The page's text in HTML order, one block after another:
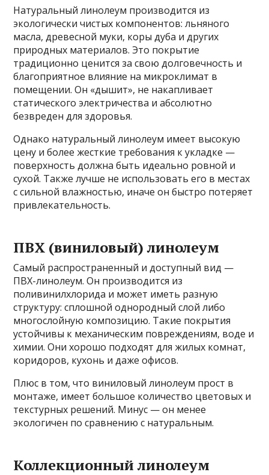
Натуральный линолеум производится из
экологически чистых компонентов: льняного
масла, древесной муки, коры дуба и других
природных материалов. Это покрытие
традиционно ценится за свою долговечность и
благоприятное влияние на микроклимат в
помещении. Он «дышит», не накапливает
статического электричества и абсолютно
безвреден для здоровья.
Однако натуральный линолеум имеет высокую
цену и более жесткие требования к укладке —
поверхность должна быть идеально ровной и
сухой. Также лучше не использовать его в местах
с сильной влажностью, иначе он быстро потеряет
привлекательность.
ПВХ (виниловый) линолеум
Самый распространенный и доступный вид —
ПВХ-линолеум. Он производится из
поливинилхлорида и может иметь разную
структуру: сплошной однородный слой либо
многослойную композицию. Такие покрытия
устойчивы к механическим повреждениям, воде и
химии. Они хорошо подходят для жилых комнат,
коридоров, кухонь и даже офисов.
Плюс в том, что виниловый линолеум прост в
монтаже, имеет большое количество цветовых и
текстурных решений. Минус — он менее
экологичен по сравнению с натуральным.
Коллекционный линолеум